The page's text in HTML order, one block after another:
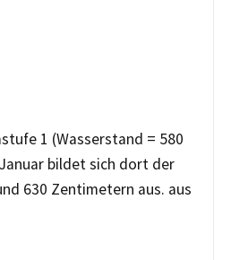
1 (Wasserstand = 580
bildet sich dort der
630 Zentimetern aus. aus